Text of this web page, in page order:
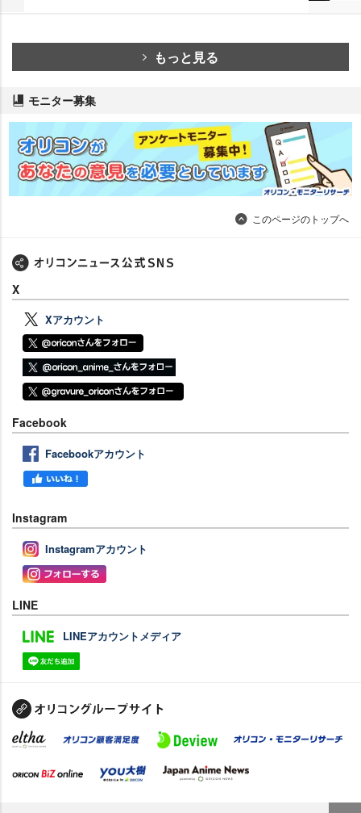
もっと見る
モニター募集
このページのトップへ
X
Xアカウント
Facebook
Facebookアカウント
Instagram
Instagramアカウント
LINE
LINEアカウントメディア